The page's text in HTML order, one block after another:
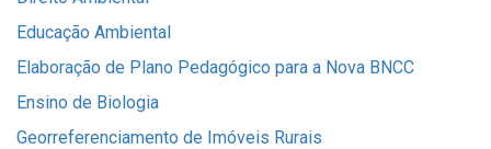
Educação Ambiental
Elaboração de Plano Pedagógico para a Nova BNCC
Ensino de Biologia
Georreferenciamento de Imóveis Rurais